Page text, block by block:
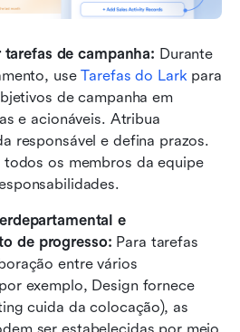
de campanha: Durante
use Tarefas do Lark para
de campanha em
e acionáveis. Atribua
responsável e defina prazos.
todos os membros da equipe
e
de progresso: Para tarefas
entre vários
exemplo, Design fornece
cuida da colocação), as
ser estabelecidas por meio